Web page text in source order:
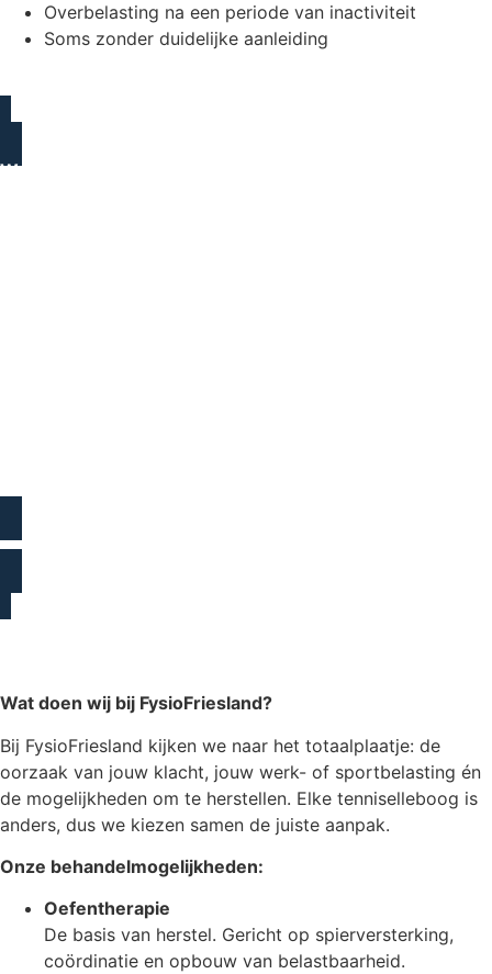
Overbelasting na een periode van inactiviteit
Soms zonder duidelijke aanleiding
Wat kun je zelf doen?
Wat doen wij bij FysioFriesland?
Bij FysioFriesland kijken we naar het totaalplaatje: de
oorzaak van jouw klacht, jouw werk- of sportbelasting én
de mogelijkheden om te herstellen. Elke tenniselleboog is
anders, dus we kiezen samen de juiste aanpak.
Onze behandelmogelijkheden:
Oefentherapie
De basis van herstel. Gericht op spierversterking,
coördinatie en opbouw van belastbaarheid.